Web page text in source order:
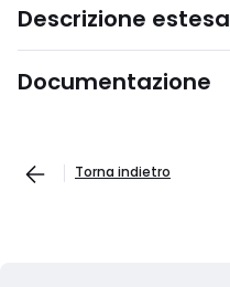
Descrizione estesa
Documentazione
Torna indietro